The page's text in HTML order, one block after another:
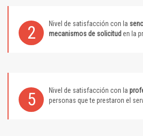
2 Nivel de satisfacción con la
mecanismos de solicitud en la
5 Nivel de satisfacción con la
personas que te prestaron el